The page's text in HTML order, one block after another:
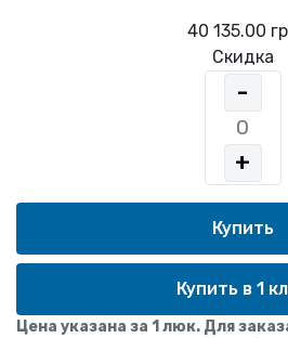
40 135.00
Скидка
-
+
Купить в 1
Цена указана за 1 люк. Для